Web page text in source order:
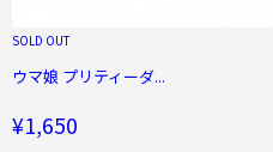
SOLD OUT
ウマ娘 プリティーダ...
¥1,650